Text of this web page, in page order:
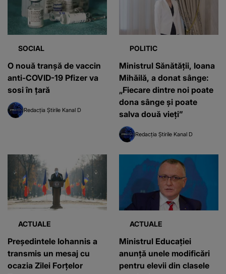
SOCIAL
O nouă tranșă de vaccin
anti-COVID-19 Pfizer va
sosi în țară
Redacția Știrile Kanal D
POLITIC
Ministrul Sănătăţii, Ioana
Mihăilă, a donat sânge:
„Fiecare dintre noi poate
dona sânge şi poate
salva două vieţi”
Redacția Știrile Kanal D
ACTUALE
Președintele Iohannis a
transmis un mesaj cu
ocazia Zilei Forțelor
ACTUALE
Ministrul Educației
anunță unele modificări
pentru elevii din clasele